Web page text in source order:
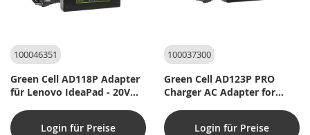
100046351
Green Cell AD118P Adapter
für Lenovo IdeaPad - 20V
Login für Preise
100037300
Green Cell AD123P PRO
Charger AC Adapter for
Login für Preise